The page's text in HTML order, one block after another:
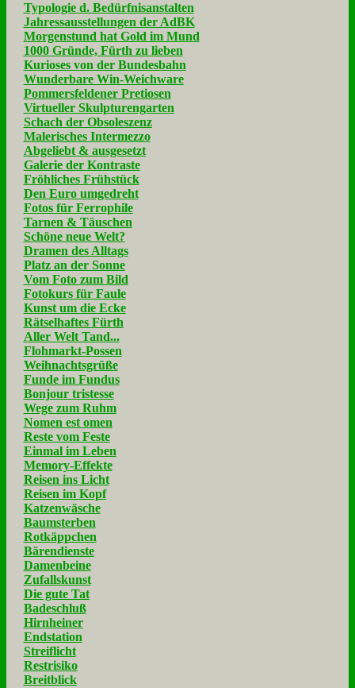
Typologie d. Bedürfnisanstalten
Jahressausstellungen der AdBK
Morgenstund hat Gold im Mund
1000 Gründe, Fürth zu lieben
Kurioses von der Bundesbahn
Wunderbare Win-Weichware
Pommersfeldener Pretiosen
Virtueller Skulpturengarten
Schach der Obsoleszenz
Malerisches Intermezzo
Abgeliebt & ausgesetzt
Galerie der Kontraste
Fröhliches Frühstück
Den Euro umgedreht
Fotos für Ferrophile
Tarnen & Täuschen
Schöne neue Welt?
Dramen des Alltags
Platz an der Sonne
Vom Foto zum Bild
Fotokurs für Faule
Kunst um die Ecke
Rätselhaftes Fürth
Aller Welt Tand...
Flohmarkt-Possen
Weihnachtsgrüße
Funde im Fundus
Bonjour tristesse
Wege zum Ruhm
Nomen est omen
Reste vom Feste
Einmal im Leben
Memory-Effekte
Reisen ins Licht
Reisen im Kopf
Katzenwäsche
Baumsterben
Rotkäppchen
Bärendienste
Damenbeine
Zufallskunst
Die gute Tat
Badeschluß
Hirnheiner
Endstation
Streiflicht
Restrisiko
Breitblick